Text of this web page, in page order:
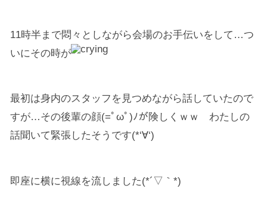
11時半まで悶々としながら会場のお手伝いをして…つ
いにその時が
最初は身内のスタッフを見つめながら話していたので
すが…その後輩の顔(=ﾟωﾟ)ﾉが険しくｗｗ わたしの
話聞いて緊張したそうです(*‘∀‘)
即座に横に視線を流しました(*´▽｀*)